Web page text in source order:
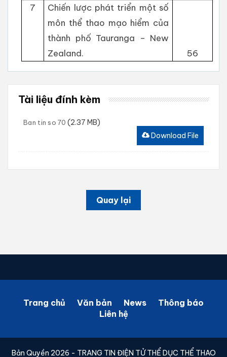
7
Chiến lược phát triển một số
môn thể thao mạo hiểm của
thành phố Tauranga – New
Zealand.
56
Tài liệu đính kèm
Ban tin so 70 (2.37 MB)
Download File
Quay lại
Trang chủ Văn bản News
Thông báo
Liên hệ
Bản Quyền 2026 - TRANG TIN ĐIỆN TỬ THỂ DỤC THỂ THAO